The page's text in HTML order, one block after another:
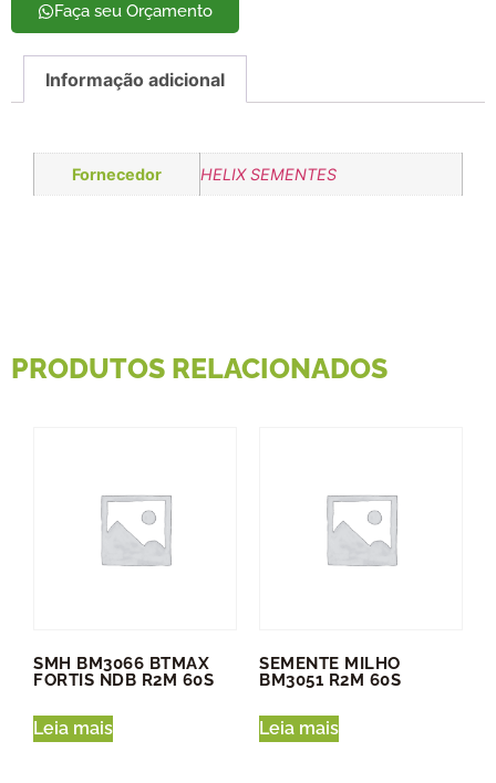
Faça seu Orçamento
Informação adicional
Fornecedor HELIX SEMENTES
PRODUTOS RELACIONADOS
SMH BM3066 BTMAX
FORTIS NDB R2M 60S
Leia mais
SEMENTE MILHO
BM3051 R2M 60S
Leia mais